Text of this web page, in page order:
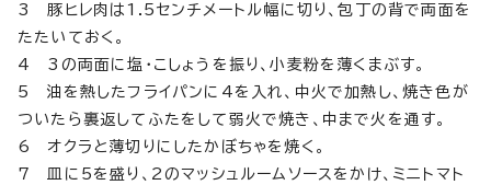
3 豚ヒレ肉は1.5センチメートル幅に切り、包丁の背で両面を
たたいておく。
4 3の両面に塩・こしょうを振り、小麦粉を薄くまぶす。
5 油を熱したフライパンに4を入れ、中火で加熱し、焼き色が
ついたら裏返してふたをして弱火で焼き、中まで火を通す。
6 オクラと薄切りにしたかぼちゃを焼く。
7 皿に5を盛り、2のマッシュルームソースをかけ、ミニトマト